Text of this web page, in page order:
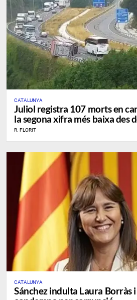
CATALUNYA
Juliol registra 107 morts en
la segona xifra més baixa des
R. FLORIT
CATALUNYA
Sánchez indulta Laura Borràs